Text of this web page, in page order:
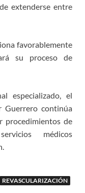
extenderse entre
favorablemente
su proceso de
especializado, el
Guerrero continúa
procedimientos de
médicos
REVASCULARIZACIÓN